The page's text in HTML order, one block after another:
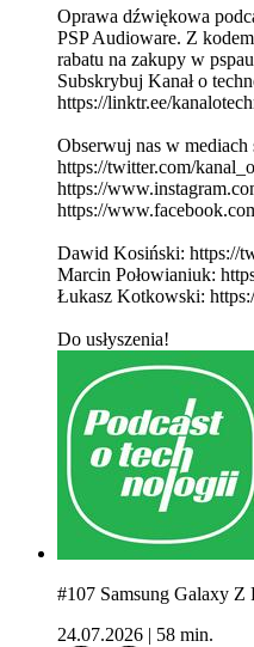
Oprawa dźwiękowa
PSP Audioware. Z
rabatu na zakupy w
Subskrybuj Kanał o
⁠⁠⁠⁠⁠⁠⁠⁠⁠⁠⁠⁠⁠⁠⁠⁠⁠⁠⁠⁠⁠⁠⁠⁠⁠⁠⁠⁠⁠⁠⁠⁠⁠⁠⁠⁠⁠⁠⁠⁠⁠⁠⁠⁠⁠⁠⁠⁠⁠⁠⁠⁠⁠⁠⁠⁠⁠⁠⁠⁠⁠⁠⁠⁠⁠⁠⁠⁠⁠⁠⁠⁠⁠⁠⁠⁠⁠⁠⁠⁠⁠⁠⁠⁠⁠⁠⁠⁠⁠⁠⁠⁠https://linktr.ee/
Obserwuj nas w mediach
⁠⁠⁠⁠⁠⁠⁠⁠⁠⁠⁠⁠⁠⁠⁠⁠⁠⁠⁠⁠⁠⁠⁠⁠⁠⁠⁠⁠⁠⁠⁠⁠⁠⁠⁠⁠⁠⁠⁠⁠⁠⁠⁠⁠⁠⁠⁠⁠⁠⁠⁠⁠⁠⁠⁠⁠⁠⁠⁠⁠⁠⁠⁠⁠⁠⁠⁠⁠⁠⁠⁠⁠⁠⁠⁠⁠⁠⁠⁠⁠⁠⁠⁠⁠⁠⁠⁠⁠⁠⁠⁠⁠⁠⁠https://twitter.com/
⁠⁠⁠⁠⁠⁠⁠⁠⁠⁠⁠⁠⁠⁠⁠⁠⁠⁠⁠⁠⁠⁠⁠⁠⁠⁠⁠⁠⁠⁠⁠⁠⁠⁠⁠⁠⁠⁠⁠⁠⁠⁠⁠⁠⁠⁠⁠⁠⁠⁠⁠⁠⁠⁠⁠⁠⁠⁠⁠⁠⁠⁠⁠⁠⁠⁠⁠⁠⁠⁠⁠⁠⁠⁠⁠⁠⁠⁠⁠⁠⁠⁠⁠⁠⁠⁠⁠⁠⁠⁠⁠⁠⁠⁠https://
⁠⁠⁠⁠⁠⁠⁠⁠⁠⁠⁠⁠⁠⁠⁠⁠⁠⁠⁠⁠⁠⁠⁠⁠⁠⁠⁠⁠⁠⁠⁠⁠⁠⁠⁠⁠⁠⁠⁠⁠⁠⁠⁠⁠⁠⁠⁠⁠⁠⁠⁠⁠⁠⁠⁠⁠⁠⁠⁠⁠⁠⁠⁠⁠⁠⁠⁠⁠⁠⁠⁠⁠⁠⁠⁠⁠⁠⁠⁠⁠⁠⁠⁠⁠⁠⁠⁠⁠⁠⁠⁠⁠⁠⁠https://
Dawid Kosiński: ⁠⁠⁠⁠⁠⁠⁠⁠⁠⁠⁠⁠⁠⁠⁠⁠⁠⁠⁠⁠⁠⁠⁠⁠⁠⁠⁠⁠⁠⁠⁠⁠⁠⁠⁠⁠⁠⁠⁠⁠⁠⁠⁠⁠⁠⁠⁠⁠⁠⁠⁠⁠⁠⁠⁠⁠⁠⁠⁠⁠⁠⁠⁠⁠⁠⁠⁠⁠⁠⁠⁠⁠⁠⁠⁠⁠⁠⁠⁠⁠⁠⁠⁠⁠⁠⁠⁠⁠⁠⁠⁠⁠⁠⁠https://
Marcin Połowianiuk:
Łukasz Kotkowski:
Do usłyszenia!
#107 Samsung Galaxy
24.07.2026
58 min.